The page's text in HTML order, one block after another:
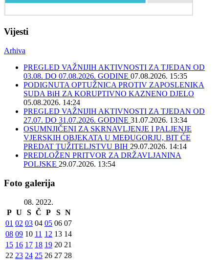
Vijesti
Arhiva
PREGLED VAŽNIJIH AKTIVNOSTI ZA TJEDAN OD
03.08. DO 07.08.2026. GODINE 07.08.2026. 15:35
PODIGNUTA OPTUŽNICA PROTIV ZAPOSLENIKA
SUDA BiH ZA KORUPTIVNO KAZNENO DJELO
05.08.2026. 14:24
PREGLED VAŽNIJIH AKTIVNOSTI ZA TJEDAN OD
27.07. DO 31.07.2026. GODINE 31.07.2026. 13:34
OSUMNJIČENI ZA SKRNAVLJENJE I PALJENJE
VJERSKIH OBJEKATA U MEĐUGORJU, BIT ĆE
PREDAT TUŽITELJSTVU BIH 29.07.2026. 14:14
PREDLOŽEN PRITVOR ZA DRŽAVLJANINA
POLJSKE 29.07.2026. 13:54
Foto galerija
08. 2022.
P U S Č P S N
01 02 03 04 05 06 07
08 09 10 11 12 13 14
15 16 17 18 19 20 21
22 23 24 25 26 27 28